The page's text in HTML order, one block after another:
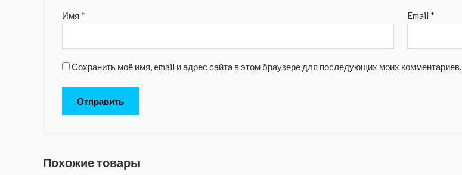
Имя * Email *
Сохранить моё имя, email и адрес сайта в этом браузере для последующих моих комментариев.
Похожие товары